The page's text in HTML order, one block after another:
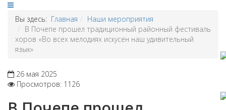
Вы здесь: Главная
Наши мероприятия
В Почепе прошел традиционный районный фестиваль
хоров «Во всех мелодиях искусен наш удивительный
язык»
26 мая 2025
Просмотров: 1126